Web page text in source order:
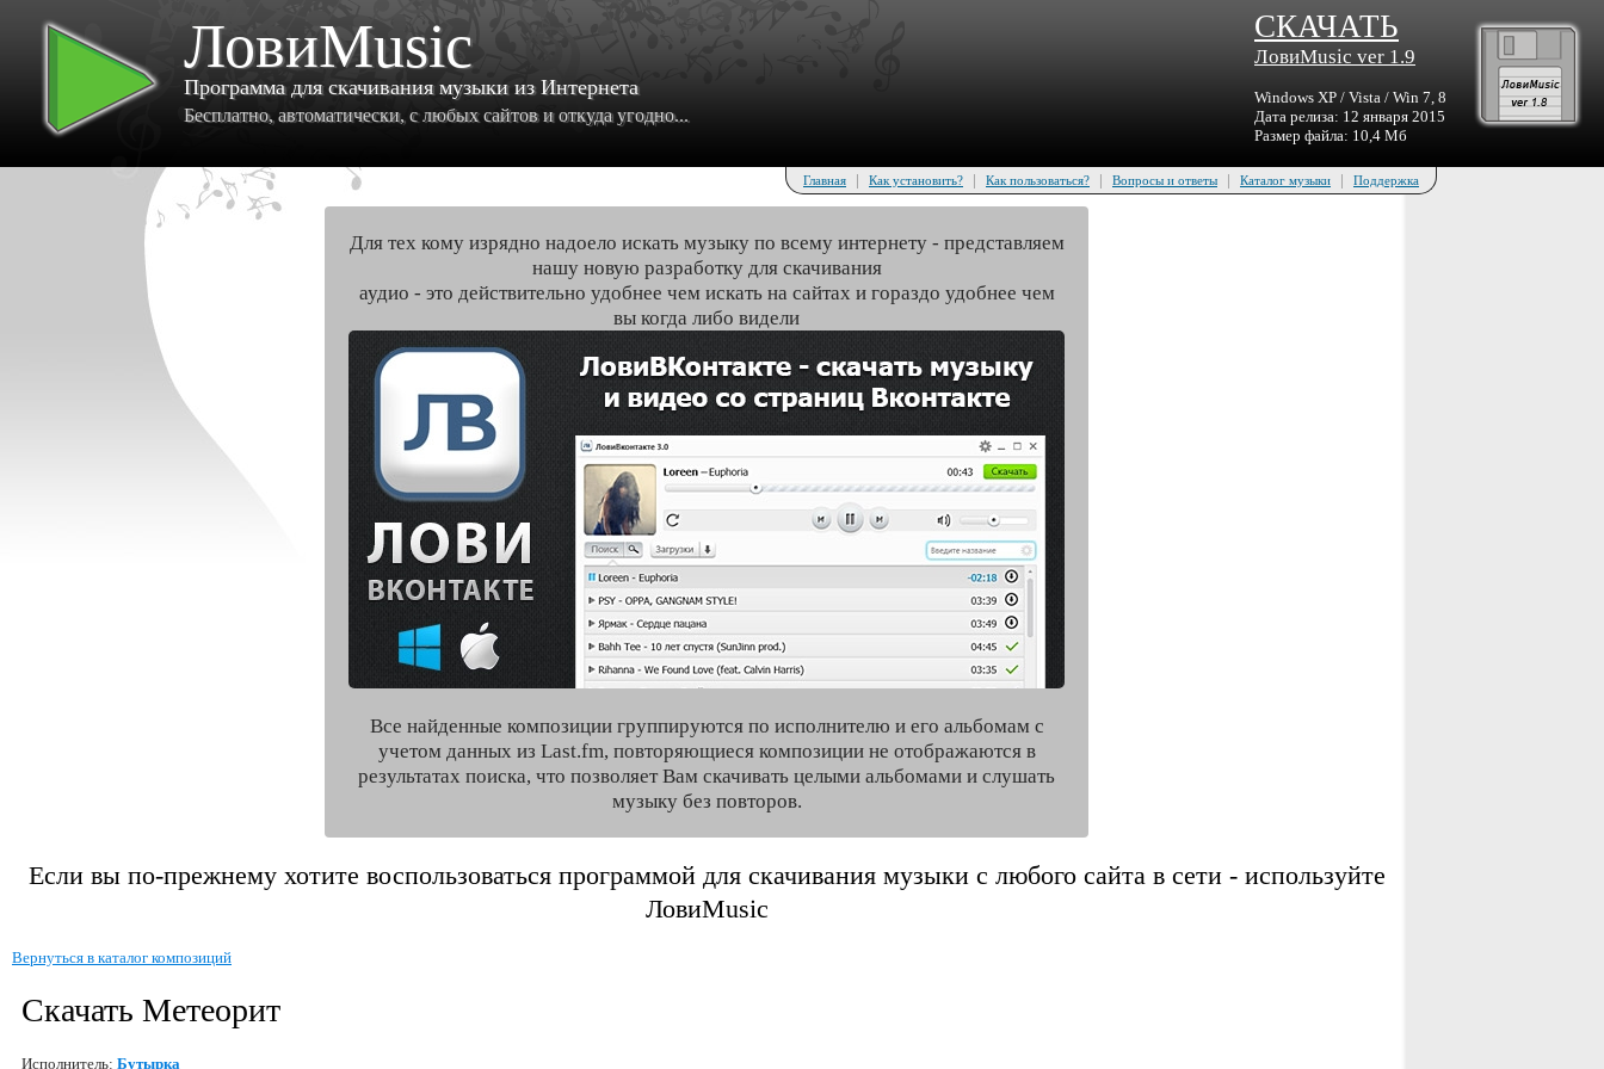
ЛовиMusic
Программа для скачивания музыки из Интернета
Бесплатно, автоматически, с любых сайтов и откуда угодно...
СКАЧАТЬ
ЛовиMusic ver 1.9
Windows XP / Vista / Win 7, 8
Дата релиза: 12 января 2015
Размер файла: 10,4 Мб
Главная | Как установить? | Как пользоваться? | Вопросы и ответы | Каталог музыки | Поддержка
Для тех кому изрядно надоело искать музыку по всему интернету - представляем
нашу новую разработку для скачивания
аудио - это действительно удобнее чем искать на сайтах и гораздо удобнее чем
вы когда либо видели
Все найденные композиции группируются по исполнителю и его альбомам с
учетом данных из Last.fm, повторяющиеся композиции не отображаются в
результатах поиска, что позволяет Вам скачивать целыми альбомами и слушать
музыку без повторов.
Если вы по-прежнему хотите воспользоваться программой для скачивания музыки с любого сайта в сети - используйте
ЛовиMusic
Вернуться в каталог композиций
Скачать Метеорит
Исполнитель: Бутырка